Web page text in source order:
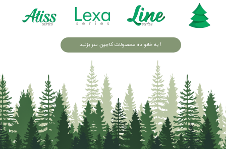
به خانواده محصولات کاجین سر بزنید !